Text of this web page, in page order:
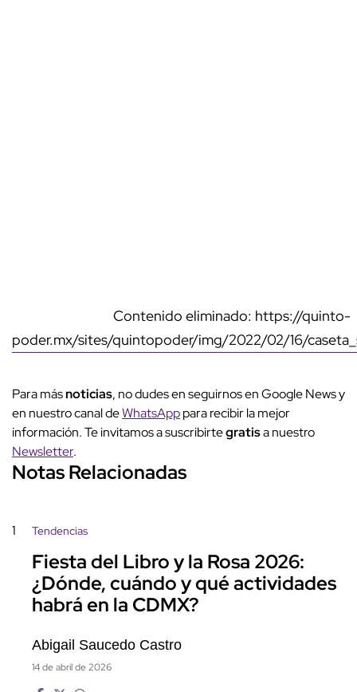
Contenido eliminado: https://quinto-
poder.mx/sites/quintopoder/img/2022/02/16/
Para másnoticias, no dudes en seguirnos en Google News y
en nuestro canal deWhatsApppara recibir la mejor
información. Te invitamos a suscribirtegratisa nuestro
Newsletter.
Notas Relacionadas
1 Tendencias
Fiesta del Libro y la Rosa 2026:
¿Dónde, cuándo y qué actividades
habrá en la CDMX?
Abigail Saucedo Castro
14 de abril de 2026